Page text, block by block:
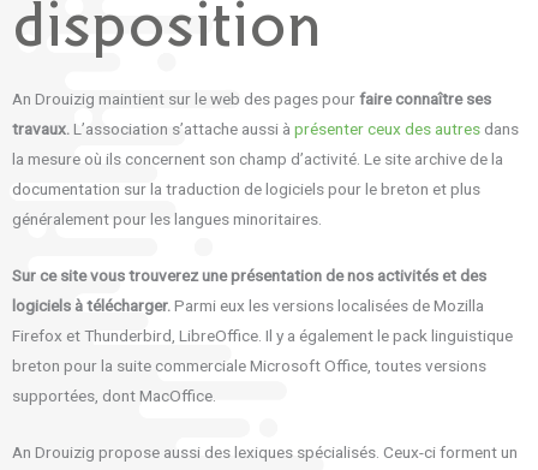
disposition
An Drouizig maintient sur le web des pages pourfaire connaître ses
travaux. L’association s’attache aussi à présenter ceux des autres dans
la mesure où ils concernent son champ d’activité. Le site archive de la
documentation sur la traduction de logiciels pour le breton et plus
généralement pour les langues minoritaires.
Sur ce site vous trouverez une présentation de nos activités et des
logiciels à télécharger. Parmi eux les versions localisées de Mozilla
Firefox et Thunderbird, LibreOffice. Il y a également le pack linguistique
breton pour la suite commerciale Microsoft Office, toutes versions
supportées, dont MacOffice.
An Drouizig propose aussi des lexiques spécialisés. Ceux-ci forment un